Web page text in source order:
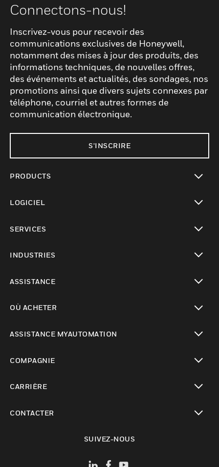
Connectons-nous!
Inscrivez-vous pour recevoir des
communications exclusives de Honeywell,
notamment des mises à jour des produits, des
informations techniques, de nouvelles offres,
des événements et actualités, des sondages, nos
promotions ainsi que divers sujets connexes par
téléphone, courriel et autres formes de
communication électronique.
S'INSCRIRE
PRODUCTS
LOGICIEL
SERVICES
INDUSTRIES
ASSISTANCE
OÙ ACHETER
ASSISTANCE MYAUTOMATION
COMPAGNIE
CARRIÈRE
CONTACTER
SUIVEZ-NOUS